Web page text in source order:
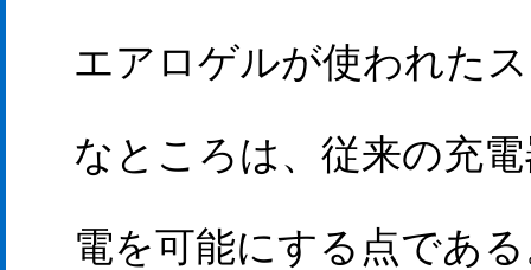
エアロゲルが使われた
なところは、従来の充
電を可能にする点であ